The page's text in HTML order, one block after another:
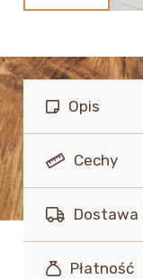
Opis
Cechy
Dostawa
Płatność